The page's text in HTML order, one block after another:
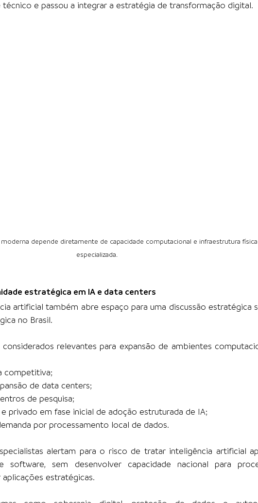
e passou a integrar a estratégia de transformação digital.
depende diretamente de capacidade computacional e infraestrutura física
especializada.
estratégica em IA e data centers
artificial também abre espaço para uma discussão estratégica
no Brasil.
relevantes para expansão de ambientes
competitiva;
de data centers;
de pesquisa;
privado em fase inicial de adoção estruturada de IA;
por processamento local de dados.
alertam para o risco de tratar inteligência artificial
software, sem desenvolver capacidade nacional para
estratégicas.